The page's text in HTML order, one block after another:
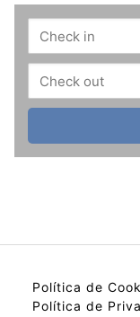
Política de
Política de